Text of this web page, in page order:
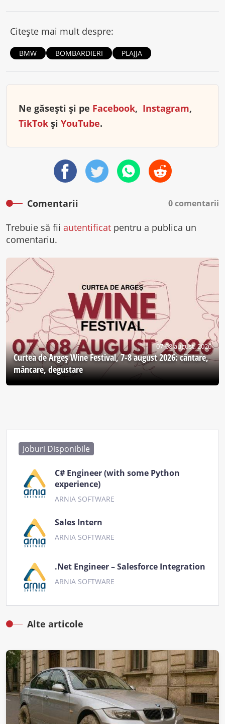
Citește mai mult despre:
BMW BOMBARDIERI PLAJJA
Ne găsești și pe Facebook, Instagram,
TikTok și YouTube.
Comentarii 0 comentarii
Trebuie să fii autentificat pentru a publica un
comentariu.
07-08 august, 2026
Curtea de Argeş Wine Festival, 7-8 august 2026: cântare,
mâncare, degustare
Joburi Disponibile
C# Engineer (with some Python
experience)
ARNIA SOFTWARE
Sales Intern
ARNIA SOFTWARE
.Net Engineer – Salesforce Integration
ARNIA SOFTWARE
Alte articole